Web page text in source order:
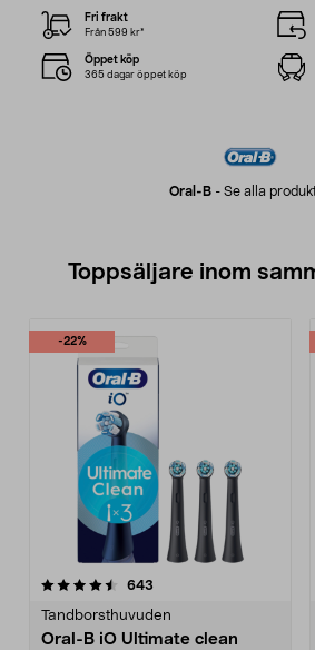
Oral-B- Se alla
Fri frakt
Från 599 kr*
Öppet köp
365 dagar öppet köp
Toppsäljare inom
-22%
643
Tandborsthuvuden
Oral-B iO Ultimate clean
4.5 av 5 stjärnor